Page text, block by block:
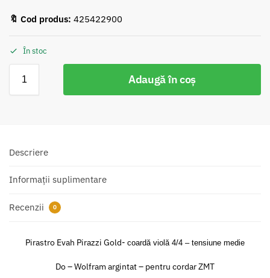
🔖 Cod produs: 425422900
În stoc
Adaugă în coș
Descriere
Informații suplimentare
Recenzii 0
Pirastro Evah Pirazzi Gold- coardă violă 4/4 – tensiune medie
Do – Wolfram argintat – pentru cordar ZMT